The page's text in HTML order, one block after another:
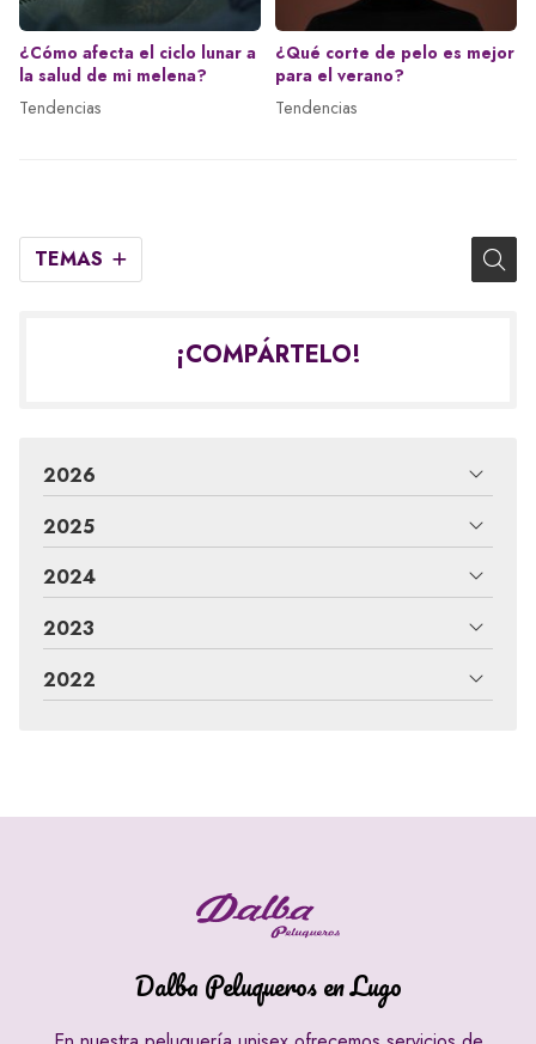
TEMAS
¿Cómo afecta el ciclo lunar a
la salud de mi melena?
Tendencias
¿Qué corte de pelo es mejor
para el verano?
Tendencias
¡COMPÁRTELO!
2026
2025
2024
2023
2022
Dalba Peluqueros en Lugo